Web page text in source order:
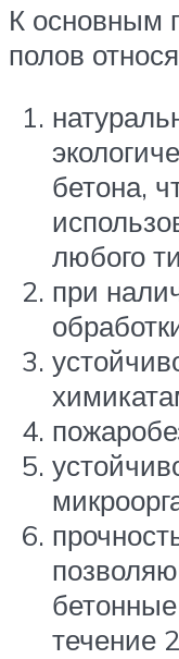
К основным
полов
бетона,
любого
при
течение